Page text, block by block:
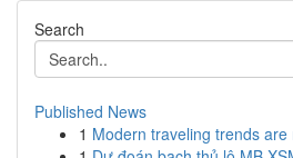
Search
Published News
1 Modern traveling trends